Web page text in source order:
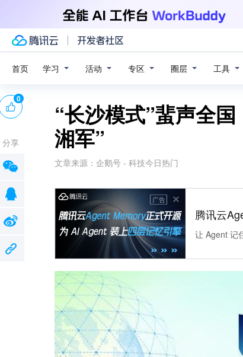
首页 学习 活动 专区 圈层 工具
“长沙模式”蜚声全
湘军”
文章来源： 企鹅号 - 科技今日热门
广告
腾讯云
让 Agent 记
0
分享